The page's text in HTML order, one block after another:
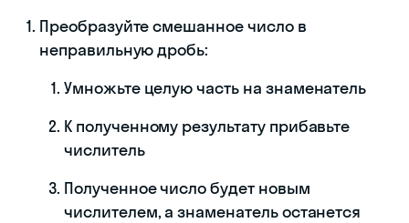
Преобразуйте смешанное число в
неправильную дробь:
Умножьте целую часть на знаменатель
К полученному результату прибавьте
числитель
Полученное число будет новым
числителем, а знаменатель останется